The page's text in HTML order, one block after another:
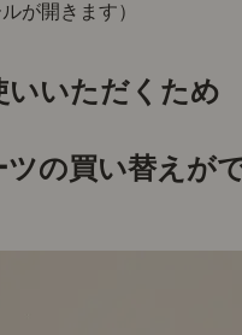
が開きます）
いいただくため
の買い替えが